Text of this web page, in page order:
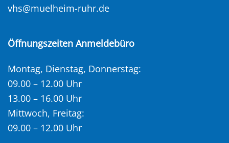
vhs@muelheim-ruhr.de
Öffnungszeiten Anmeldebüro
Montag, Dienstag, Donnerstag:
09.00 – 12.00 Uhr
13.00 – 16.00 Uhr
Mittwoch, Freitag:
09.00 – 12.00 Uhr